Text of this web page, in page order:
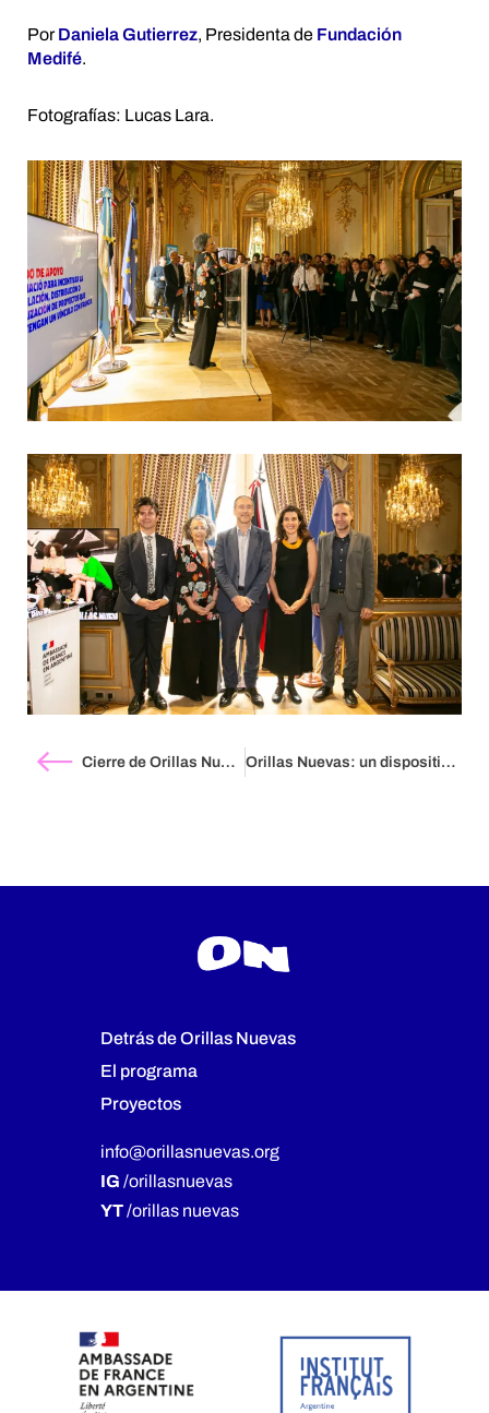
Por Daniela Gutierrez, Presidenta de Fundación
Medifé.
Fotografías: Lucas Lara.
Cierre de Orillas Nuevas: Palabras del Embajador de Francia en la Argentina, Romain Nadal Orillas Nuevas: un dispositivo de acompañamiento en el corazón de un programa cultural por Martín Oliver, Director Ejecutivo de Fundación Williams
Detrás de Orillas Nuevas
El programa
Proyectos
info@orillasnuevas.org
IG /orillasnuevas
YT/orillas nuevas